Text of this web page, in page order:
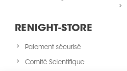
RENIGHT-STORE
Paiement sécurisé
Comité Scientifique